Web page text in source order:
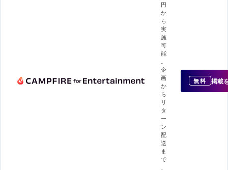
円
か
ら
実
施
可
能
企
画
か
ら
リ
タ
ー
ン
配
送
ま
で
無料 掲載